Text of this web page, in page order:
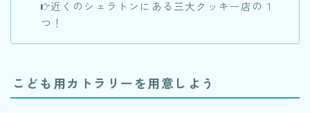
近くのシェラトンにある三大クッキー店の１
つ！
こども用カトラリーを用意しよう